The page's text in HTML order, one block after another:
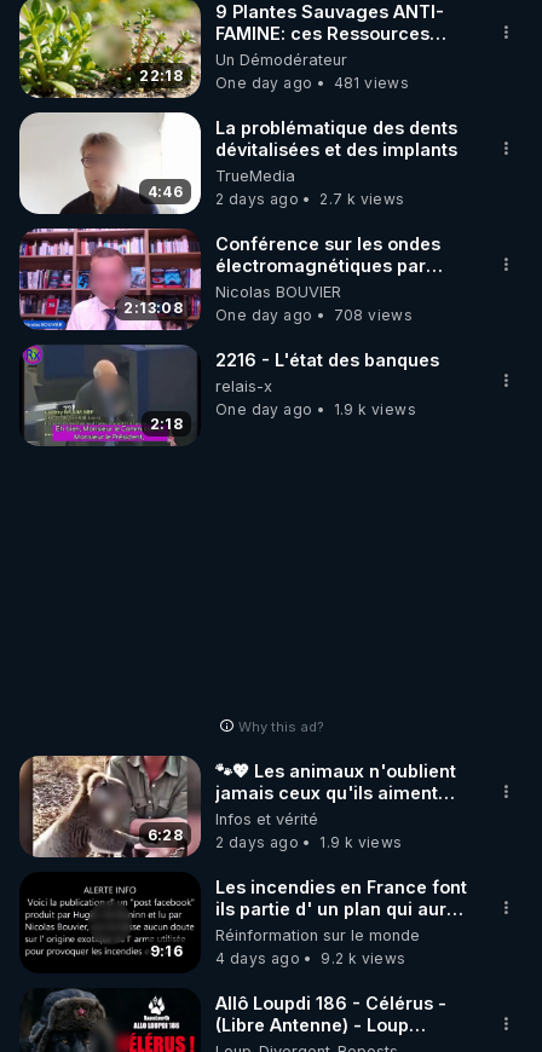
22:18
9 Plantes Sauvages ANTI-
FAMINE: ces Ressources
JARDIN&des Haies
Un Démodérateur
One day ago
481 views
4:46
La problématique des dents
dévitalisées et des implants
TrueMedia
2 days ago
2.7 k views
2:13:08
Conférence sur les ondes
électromagnétiques par
Grégoire Caustru et Bart de
Wever !
Nicolas BOUVIER
One day ago
708 views
2:18
2216 - L'état des banques
relais-x
One day ago
1.9 k views
Why this ad?
6:28
🐾💖 Les animaux n'oublient
jamais ceux qu'ils aiment…
🥹❤️
Infos et vérité
2 days ago
1.9 k views
9:16
Les incendies en France font
ils partie d' un plan qui aurait
débuté le 11 septembre 2001
?
Réinformation sur le monde
4 days ago
9.2 k views
Allô Loupdi 186 - Célérus -
(Libre Antenne) - Loup
Divergent 2026.08.06